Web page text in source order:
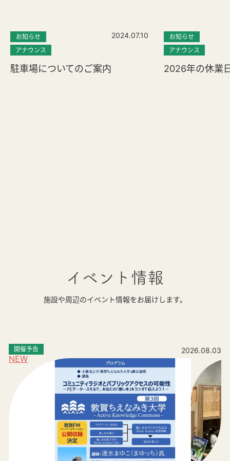
お知らせ
アナウンス
2024.07.10
駐車場についてのご案内
お知らせ
アナウンス
2026年の休業
イベント情報
施設や周辺のイベント情報をお届けします。
NEW
開催予告 2026.08.03